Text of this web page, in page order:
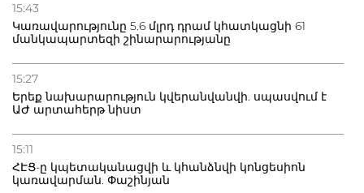
15:43
Կառավարությունը 5.6 մլրդ դրամ կհատկացնի 61
մանկապարտեզի շինարարությանը
15:27
Երեք նախարարություն կվերանվանվի. սպասվում է
ԱԺ արտահերթ նիստ
15:11
ՀԷՑ-ը կպետականացվի և կհանձնվի կոնցեսիոն
կառավարման. Փաշինյան
Բաքվի բանտից գեներալ Մանուկյանը դիմել է
Փաշինյանին